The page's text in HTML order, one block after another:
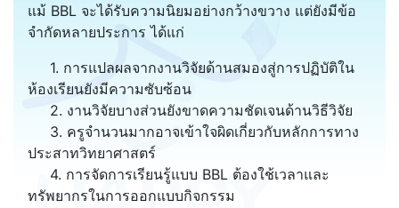
แม้ BBL จะได้รับความนิยมอย่างกว้างขวาง แต่ยังมีข้อ
จำกัดหลายประการ ได้แก่
1. การแปลผลจากงานวิจัยด้านสมองสู่การปฏิบัติใน
ห้องเรียนยังมีความซับซ้อน
2. งานวิจัยบางส่วนยังขาดความชัดเจนด้านวิธีวิจัย
3. ครูจำนวนมากอาจเข้าใจผิดเกี่ยวกับหลักการทาง
ประสาทวิทยาศาสตร์
4. การจัดการเรียนรู้แบบ BBL ต้องใช้เวลาและ
ทรัพยากรในการออกแบบกิจกรรม